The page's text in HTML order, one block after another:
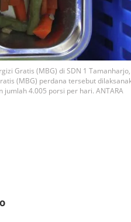
Gratis (MBG) di SDN 1 Tamanharjo,
(MBG) perdana tersebut
jumlah 4.005 porsi per hari. ANTARA